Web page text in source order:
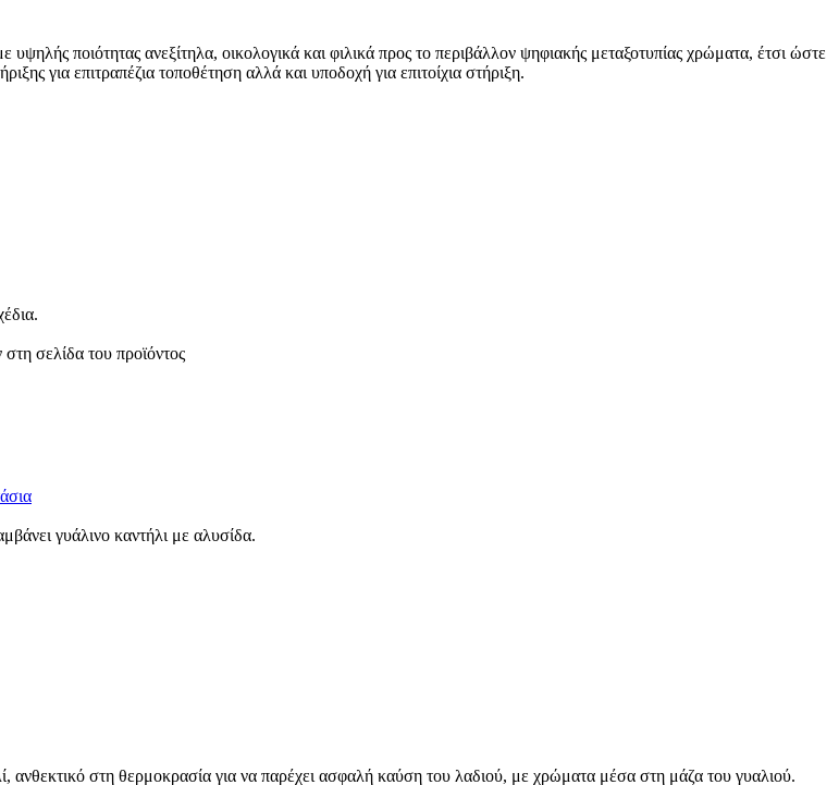
ποιότητας ανεξίτηλα, οικολογικά και φιλικά προς το περιβάλλον ψηφιακής μεταξοτυπίας χρώματα, έτσι ώστε
για επιτραπέζια τοποθέτηση αλλά και υποδοχή για επιτοίχια στήριξη.
σελίδα του προϊόντος
γυάλινο καντήλι με αλυσίδα.
στη θερμοκρασία για να παρέχει ασφαλή καύση του λαδιού, με χρώματα μέσα στη μάζα του γυαλιού.